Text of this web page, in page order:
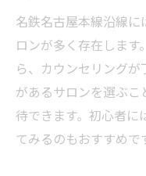
名鉄名古屋本線沿線
ロンが多く存在しま
ら、カウンセリング
があるサロンを選ぶ
待できます。初心者に
てみるのもおすすめで